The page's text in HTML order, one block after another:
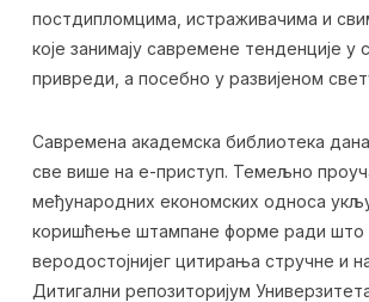
постдипломцима, истраживачима и
које занимају савремене тенденције у
привреди, а посебно у развијеном
Савремена академска библиотека
све више на е-приступ. Темељно
међународних економских односа
коришћење штампане форме ради што
веродостојнијег цитирања стручне и
Дитигални репозиторијум